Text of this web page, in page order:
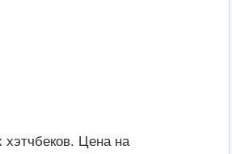
Цена на